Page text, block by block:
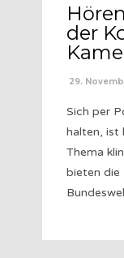
der
29.
Sich per
halten, ist
Thema
bieten die